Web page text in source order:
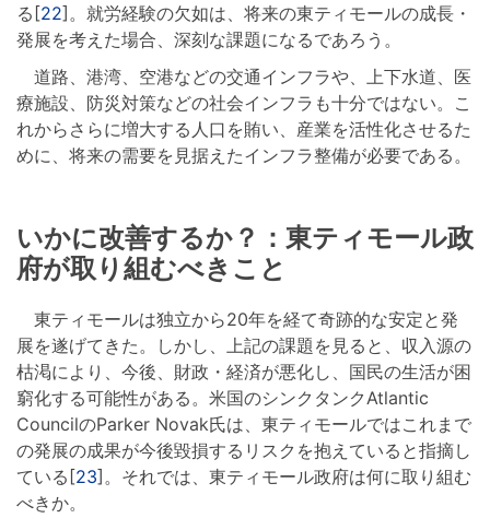
る[22]。就労経験の欠如は、将来の東ティモールの成長・
発展を考えた場合、深刻な課題になるであろう。
道路、港湾、空港などの交通インフラや、上下水道、医
療施設、防災対策などの社会インフラも十分ではない。こ
れからさらに増大する人口を賄い、産業を活性化させるた
めに、将来の需要を見据えたインフラ整備が必要である。
いかに改善するか？：東ティモール政
府が取り組むべきこと
東ティモールは独立から20年を経て奇跡的な安定と発
展を遂げてきた。しかし、上記の課題を見ると、収入源の
枯渇により、今後、財政・経済が悪化し、国民の生活が困
窮化する可能性がある。米国のシンクタンクAtlantic
CouncilのParker Novak氏は、東ティモールではこれまで
の発展の成果が今後毀損するリスクを抱えていると指摘し
ている[23]。それでは、東ティモール政府は何に取り組む
べきか。